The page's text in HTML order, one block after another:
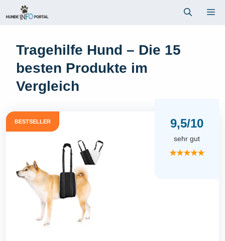
Inhalt
Tragehilfe Hund – Die 15
besten Produkte im
Vergleich
BESTSELLER 9,5/10
sehr gut
★★★★★